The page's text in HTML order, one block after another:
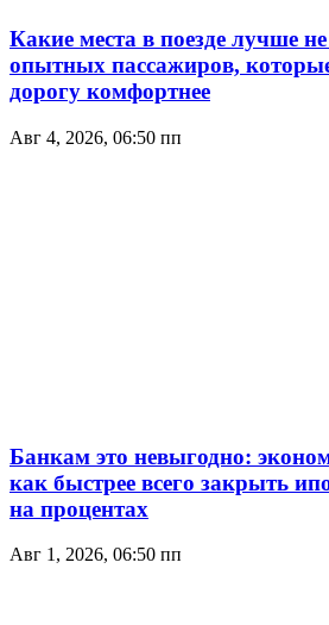
Какие места в поезде лучше
опытных пассажиров,
дорогу комфортнее
Авг 4, 2026, 06:50 пп
Банкам это невыгодно:
как быстрее всего закрыть
на процентах
Авг 1, 2026, 06:50 пп